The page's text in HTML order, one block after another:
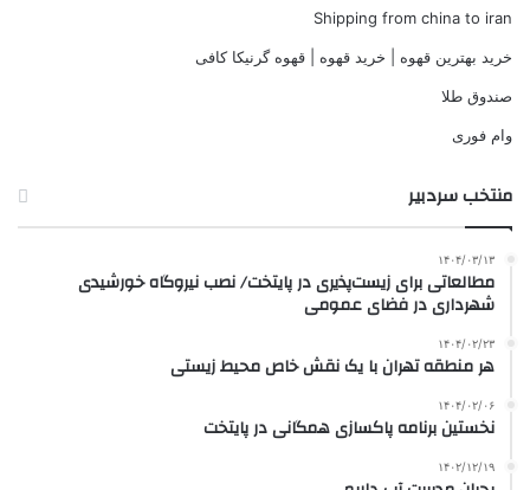
Shipping from china to iran
خرید بهترین قهوه | خرید قهوه | قهوه گرنیکا کافی
صندوق طلا
وام فوری
منتخب سردبیر
۱۴۰۴/۰۳/۱۳
مطالعاتی برای زیست‌پذیری در پایتخت/ نصب نیروگاه‌ خورشیدی
شهرداری در فضای عمومی‌
۱۴۰۴/۰۲/۲۳
هر منطقه تهران با یک نقش خاص محیط‌ زیستی
۱۴۰۴/۰۲/۰۶
نخستین برنامه پاکسازی همگانی در پایتخت
۱۴۰۲/۱۲/۱۹